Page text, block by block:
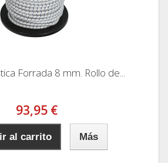
Forrada 8 mm. Rollo de...
93,95 €
al carrito Más